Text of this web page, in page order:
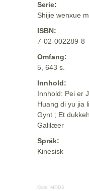
Serie:
Shijie wenxue
ISBN:
7-02-002289-8
Omfang:
5, 643 s.
Innhold:
Innhold: Pei er
Huang di yu jia
Gynt ; Et
Galilæer
Språk:
Kinesisk
Kilde: MODS